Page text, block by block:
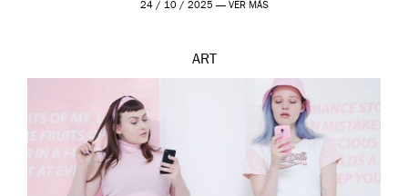
24 / 10 / 2025 — VER MÁS
ART